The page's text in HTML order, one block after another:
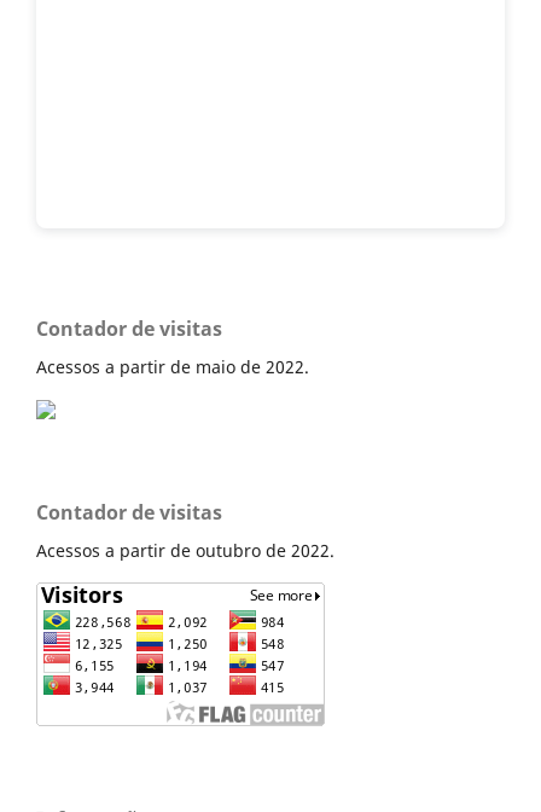
Contador de visitas
Acessos a partir de maio de 2022.
Contador de visitas
Acessos a partir de outubro de 2022.